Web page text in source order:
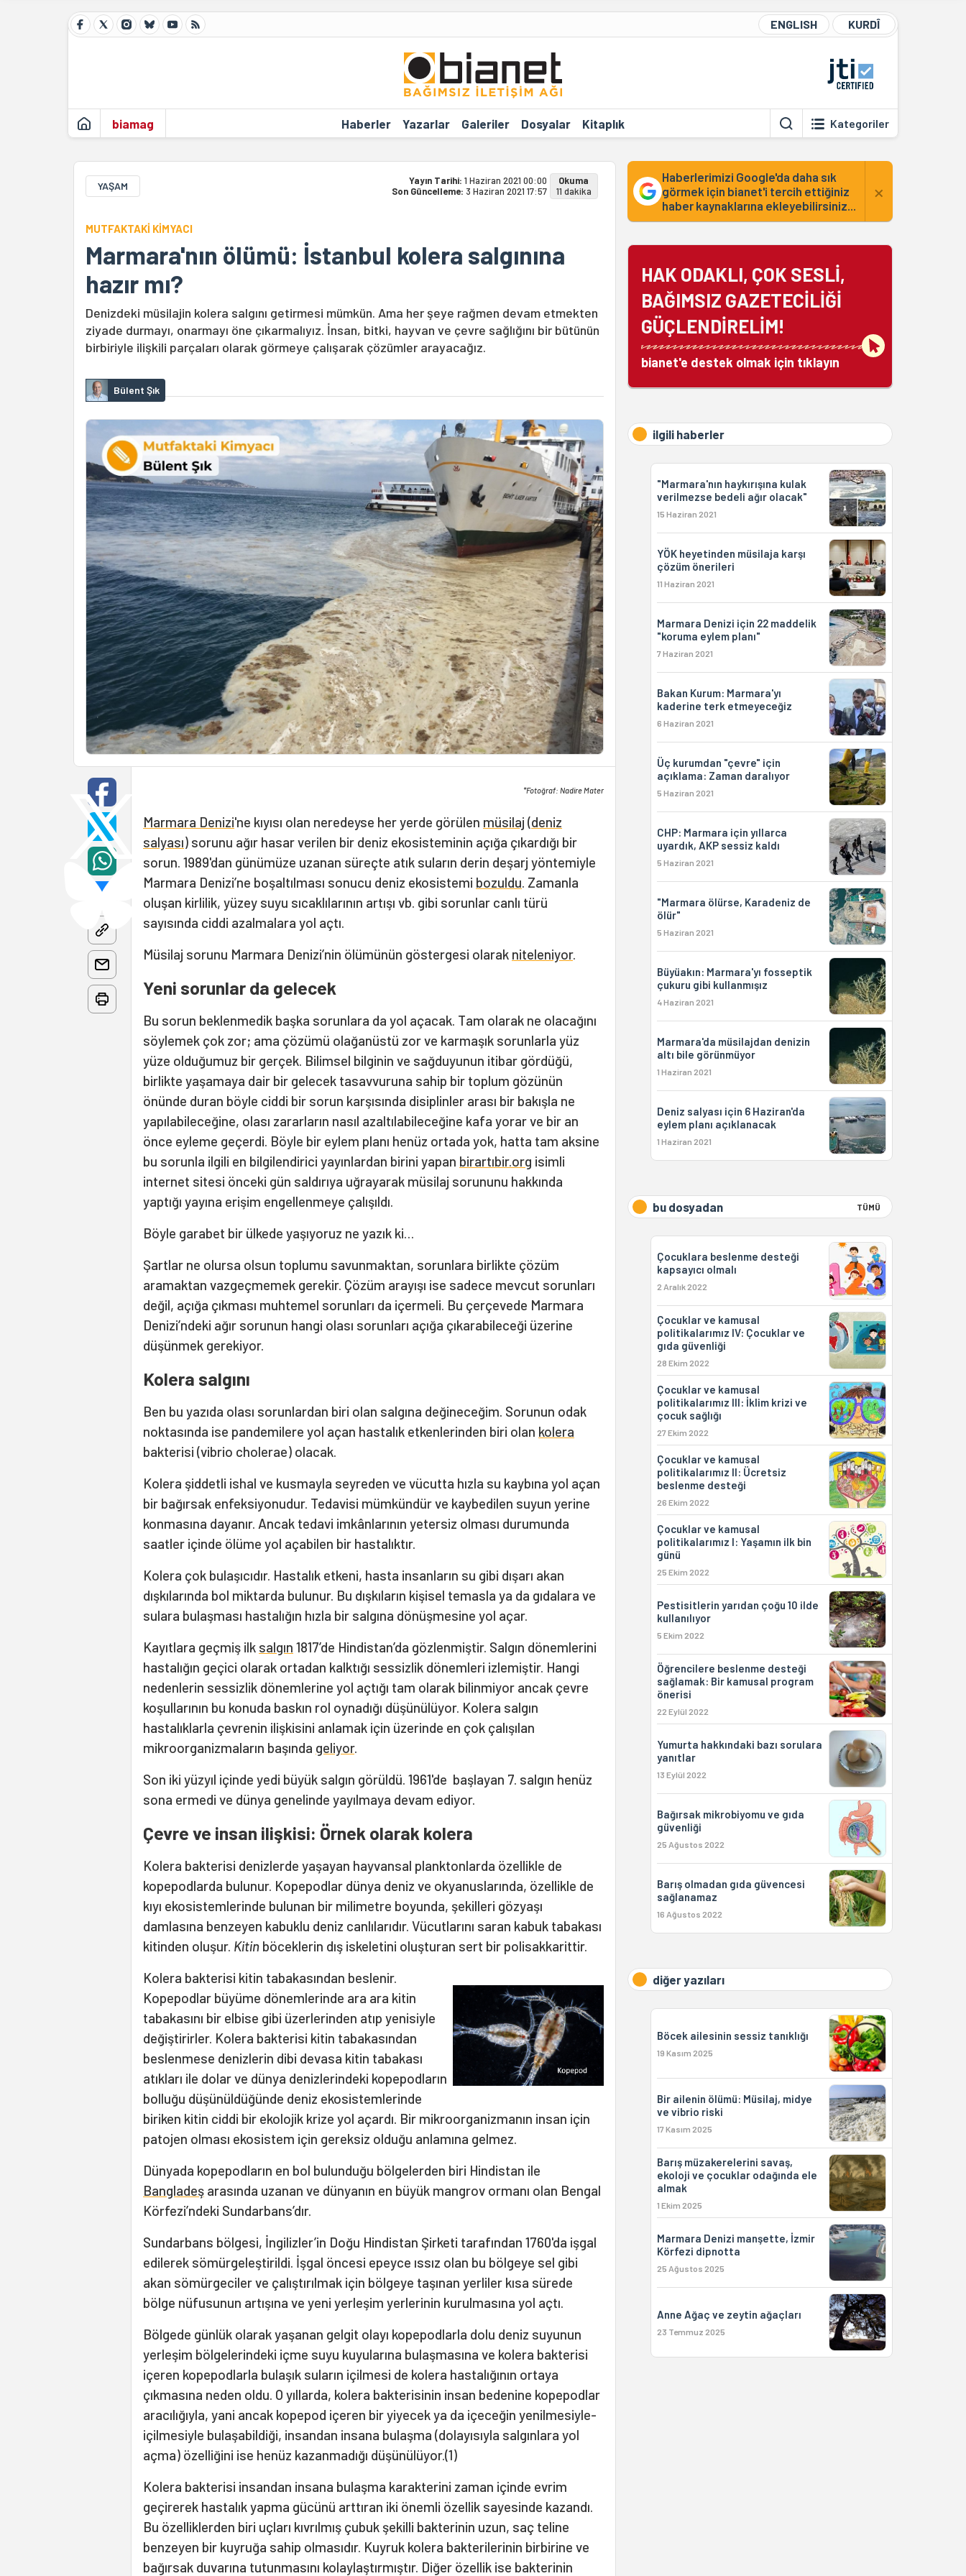
ENGLISH KURDÎ
biamag Haberler Yazarlar Galeriler Dosyalar Kitaplık Kategoriler
YAŞAM Yayın Tarihi: 1 Haziran 2021 00:00
Son Güncelleme: 3 Haziran 2021 17:57
Okuma
11 dakika
MUTFAKTAKİ KİMYACI
Marmara'nın ölümü: İstanbul kolera salgınına
hazır mı?
Denizdeki müsilajin kolera salgını getirmesi mümkün. Ama her şeye rağmen devam etmekten
ziyade durmayı, onarmayı öne çıkarmalıyız. İnsan, bitki, hayvan ve çevre sağlığını bir bütünün
birbiriyle ilişkili parçaları olarak görmeye çalışarak çözümler arayacağız.
Bülent Şık
*Fotoğraf: Nadire Mater
Marmara Denizi'ne kıyısı olan neredeyse her yerde görülen müsilaj (deniz
salyası) sorunu ağır hasar verilen bir deniz ekosisteminin açığa çıkardığı bir
sorun. 1989'dan günümüze uzanan süreçte atık suların derin deşarj yöntemiyle
Marmara Denizi’ne boşaltılması sonucu deniz ekosistemi bozuldu. Zamanla
oluşan kirlilik, yüzey suyu sıcaklılarının artışı vb. gibi sorunlar canlı türü
sayısında ciddi azalmalara yol açtı.
Müsilaj sorunu Marmara Denizi’nin ölümünün göstergesi olarak niteleniyor.
Yeni sorunlar da gelecek
Bu sorun beklenmedik başka sorunlara da yol açacak. Tam olarak ne olacağını
söylemek çok zor; ama çözümü olağanüstü zor ve karmaşık sorunlarla yüz
yüze olduğumuz bir gerçek. Bilimsel bilginin ve sağduyunun itibar gördüğü,
birlikte yaşamaya dair bir gelecek tasavvuruna sahip bir toplum gözünün
önünde duran böyle ciddi bir sorun karşısında disiplinler arası bir bakışla ne
yapılabileceğine, olası zararların nasıl azaltılabileceğine kafa yorar ve bir an
önce eyleme geçerdi. Böyle bir eylem planı henüz ortada yok, hatta tam aksine
bu sorunla ilgili en bilgilendirici yayınlardan birini yapan birartıbir.org isimli
internet sitesi önceki gün saldırıya uğrayarak müsilaj sorununu hakkında
yaptığı yayına erişim engellenmeye çalışıldı.
Böyle garabet bir ülkede yaşıyoruz ne yazık ki…
Şartlar ne olursa olsun toplumu savunmaktan, sorunlara birlikte çözüm
aramaktan vazgeçmemek gerekir. Çözüm arayışı ise sadece mevcut sorunları
değil, açığa çıkması muhtemel sorunları da içermeli. Bu çerçevede Marmara
Denizi’ndeki ağır sorunun hangi olası sorunları açığa çıkarabileceği üzerine
düşünmek gerekiyor.
Kolera salgını
Ben bu yazıda olası sorunlardan biri olan salgına değineceğim. Sorunun odak
noktasında ise pandemilere yol açan hastalık etkenlerinden biri olan kolera
bakterisi (vibrio cholerae) olacak.
Kolera şiddetli ishal ve kusmayla seyreden ve vücutta hızla su kaybına yol açan
bir bağırsak enfeksiyonudur. Tedavisi mümkündür ve kaybedilen suyun yerine
konmasına dayanır. Ancak tedavi imkânlarının yetersiz olması durumunda
saatler içinde ölüme yol açabilen bir hastalıktır.
Kolera çok bulaşıcıdır. Hastalık etkeni, hasta insanların su gibi dışarı akan
dışkılarında bol miktarda bulunur. Bu dışkıların kişisel temasla ya da gıdalara ve
sulara bulaşması hastalığın hızla bir salgına dönüşmesine yol açar.
Kayıtlara geçmiş ilk salgın 1817’de Hindistan’da gözlenmiştir. Salgın dönemlerini
hastalığın geçici olarak ortadan kalktığı sessizlik dönemleri izlemiştir. Hangi
nedenlerin sessizlik dönemlerine yol açtığı tam olarak bilinmiyor ancak çevre
koşullarının bu konuda baskın rol oynadığı düşünülüyor. Kolera salgın
hastalıklarla çevrenin ilişkisini anlamak için üzerinde en çok çalışılan
mikroorganizmaların başında geliyor.
Son iki yüzyıl içinde yedi büyük salgın görüldü. 1961'de başlayan 7. salgın henüz
sona ermedi ve dünya genelinde yayılmaya devam ediyor.
Çevre ve insan ilişkisi: Örnek olarak kolera
Kolera bakterisi denizlerde yaşayan hayvansal planktonlarda özellikle de
kopepodlarda bulunur. Kopepodlar dünya deniz ve okyanuslarında, özellikle de
kıyı ekosistemlerinde bulunan bir milimetre boyunda, şekilleri gözyaşı
damlasına benzeyen kabuklu deniz canlılarıdır. Vücutlarını saran kabuk tabakası
kitinden oluşur. Kitin böceklerin dış iskeletini oluşturan sert bir polisakkarittir.
Kolera bakterisi kitin tabakasından beslenir.
Kopepodlar büyüme dönemlerinde ara ara kitin
tabakasını bir elbise gibi üzerlerinden atıp yenisiyle
değiştirirler. Kolera bakterisi kitin tabakasından
beslenmese denizlerin dibi devasa kitin tabakası
atıkları ile dolar ve dünya denizlerindeki kopepodların
bolluğu düşünüldüğünde deniz ekosistemlerinde
biriken kitin ciddi bir ekolojik krize yol açardı. Bir mikroorganizmanın insan için
patojen olması ekosistem için gereksiz olduğu anlamına gelmez.
Dünyada kopepodların en bol bulunduğu bölgelerden biri Hindistan ile
Bangladeş arasında uzanan ve dünyanın en büyük mangrov ormanı olan Bengal
Körfezi’ndeki Sundarbans’dır.
Sundarbans bölgesi, İngilizler’in Doğu Hindistan Şirketi tarafından 1760'da işgal
edilerek sömürgeleştirildi. İşgal öncesi epeyce ıssız olan bu bölgeye sel gibi
akan sömürgeciler ve çalıştırılmak için bölgeye taşınan yerliler kısa sürede
bölge nüfusunun artışına ve yeni yerleşim yerlerinin kurulmasına yol açtı.
Bölgede günlük olarak yaşanan gelgit olayı kopepodlarla dolu deniz suyunun
yerleşim bölgelerindeki içme suyu kuyularına bulaşmasına ve kolera bakterisi
içeren kopepodlarla bulaşık suların içilmesi de kolera hastalığının ortaya
çıkmasına neden oldu. O yıllarda, kolera bakterisinin insan bedenine kopepodlar
aracılığıyla, yani ancak kopepod içeren bir yiyecek ya da içeceğin yenilmesiyle-
içilmesiyle bulaşabildiği, insandan insana bulaşma (dolayısıyla salgınlara yol
açma) özelliğini ise henüz kazanmadığı düşünülüyor.(1)
Kolera bakterisi insandan insana bulaşma karakterini zaman içinde evrim
geçirerek hastalık yapma gücünü arttıran iki önemli özellik sayesinde kazandı.
Bu özelliklerden biri uçları kıvrılmış çubuk şekilli bakterinin uzun, saç teline
benzeyen bir kuyruğa sahip olmasıdır. Kuyruk kolera bakterilerinin birbirine ve
bağırsak duvarına tutunmasını kolaylaştırmıştır. Diğer özellik ise bakterinin
Haberlerimizi Google'da daha sık
görmek için bianet'i tercih ettiğiniz
haber kaynaklarına ekleyebilirsiniz...
×
HAK ODAKLI, ÇOK SESLİ,
BAĞIMSIZ GAZETECİLİĞİ
GÜÇLENDİRELİM!
bianet'e destek olmak için tıklayın
ilgili haberler
"Marmara'nın haykırışına kulak
verilmezse bedeli ağır olacak"
15 Haziran 2021
YÖK heyetinden müsilaja karşı
çözüm önerileri
11 Haziran 2021
Marmara Denizi için 22 maddelik
"koruma eylem planı"
7 Haziran 2021
Bakan Kurum: Marmara'yı
kaderine terk etmeyeceğiz
6 Haziran 2021
Üç kurumdan "çevre" için
açıklama: Zaman daralıyor
5 Haziran 2021
CHP: Marmara için yıllarca
uyardık, AKP sessiz kaldı
5 Haziran 2021
"Marmara ölürse, Karadeniz de
ölür"
5 Haziran 2021
Büyüakın: Marmara'yı fosseptik
çukuru gibi kullanmışız
4 Haziran 2021
Marmara'da müsilajdan denizin
altı bile görünmüyor
1 Haziran 2021
Deniz salyası için 6 Haziran'da
eylem planı açıklanacak
1 Haziran 2021
bu dosyadan TÜMÜ
Çocuklara beslenme desteği
kapsayıcı olmalı
2 Aralık 2022
Çocuklar ve kamusal
politikalarımız IV: Çocuklar ve
gıda güvenliği
28 Ekim 2022
Çocuklar ve kamusal
politikalarımız III: İklim krizi ve
çocuk sağlığı
27 Ekim 2022
Çocuklar ve kamusal
politikalarımız II: Ücretsiz
beslenme desteği
26 Ekim 2022
Çocuklar ve kamusal
politikalarımız I: Yaşamın ilk bin
günü
25 Ekim 2022
Pestisitlerin yarıdan çoğu 10 ilde
kullanılıyor
5 Ekim 2022
Öğrencilere beslenme desteği
sağlamak: Bir kamusal program
önerisi
22 Eylül 2022
Yumurta hakkındaki bazı sorulara
yanıtlar
13 Eylül 2022
Bağırsak mikrobiyomu ve gıda
güvenliği
25 Ağustos 2022
Barış olmadan gıda güvencesi
sağlanamaz
16 Ağustos 2022
diğer yazıları
Böcek ailesinin sessiz tanıklığı
19 Kasım 2025
Bir ailenin ölümü: Müsilaj, midye
ve vibrio riski
17 Kasım 2025
Barış müzakerelerini savaş,
ekoloji ve çocuklar odağında ele
almak
1 Ekim 2025
Marmara Denizi manşette, İzmir
Körfezi dipnotta
25 Ağustos 2025
Anne Ağaç ve zeytin ağaçları
23 Temmuz 2025